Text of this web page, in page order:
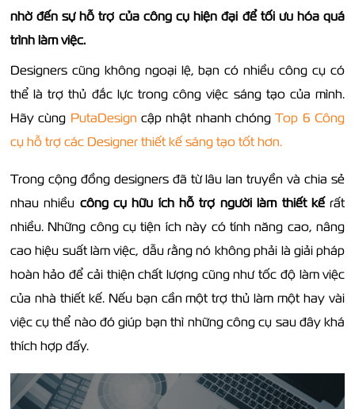
nhờ đến sự hỗ trợ của công cụ hiện đại để tối ưu hóa quá
trình làm việc.
Designers cũng không ngoại lệ, bạn có nhiều công cụ có
thể là trợ thủ đắc lực trong công việc sáng tạo của mình.
Hãy cùng PutaDesign cập nhật nhanh chóngTop 6 Công
cụ hỗ trợ các Designer thiết kế sáng tạo tốt hơn.
Trong cộng đồng designers đã từ lâu lan truyền và chia sẻ
nhau nhiều công cụ hữu ích hỗ trợ người làm thiết kếrất
nhiều. Những công cụ tiện ích này có tính năng cao, nâng
cao hiệu suất làm việc, dẫu rằng nó không phải là giải pháp
hoàn hảo để cải thiện chất lượng cũng như tốc độ làm việc
của nhà thiết kế. Nếu bạn cần một trợ thủ làm một hay vài
việc cụ thể nào đó giúp bạn thì những công cụ sau đây khá
thích hợp đấy.